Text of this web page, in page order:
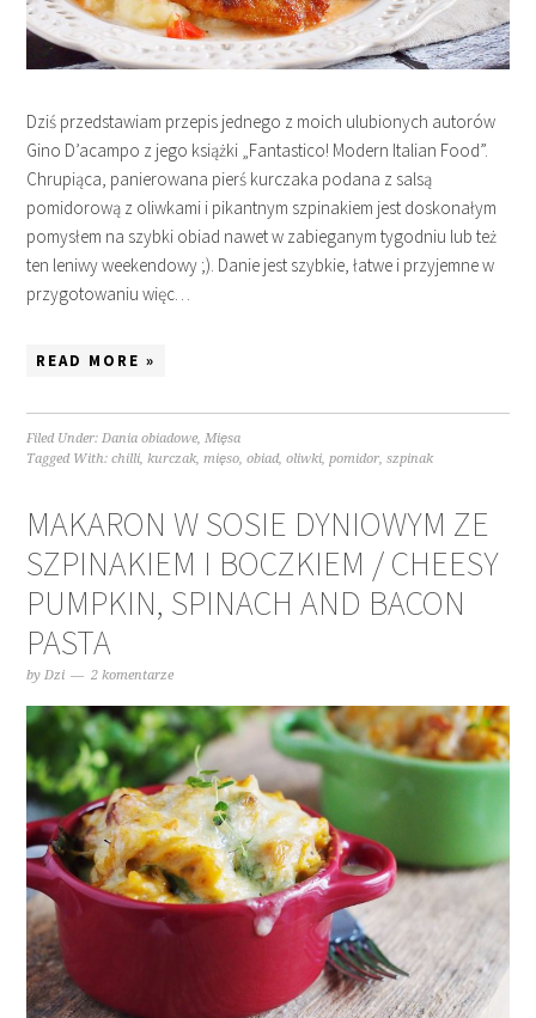
Dziś przedstawiam przepis jednego z moich ulubionych autorów
Gino D’acampo z jego książki „Fantastico! Modern Italian Food”.
Chrupiąca, panierowana pierś kurczaka podana z salsą
pomidorową z oliwkami i pikantnym szpinakiem jest doskonałym
pomysłem na szybki obiad nawet w zabieganym tygodniu lub też
ten leniwy weekendowy ;). Danie jest szybkie, łatwe i przyjemne w
przygotowaniu więc…
READ MORE »
Filed Under:Dania obiadowe,Mięsa
Tagged With:chilli,kurczak,mięso,obiad,oliwki,pomidor,szpinak
MAKARON W SOSIE DYNIOWYM ZE
SZPINAKIEM I BOCZKIEM / CHEESY
PUMPKIN, SPINACH AND BACON
PASTA
byDzi 2 komentarze